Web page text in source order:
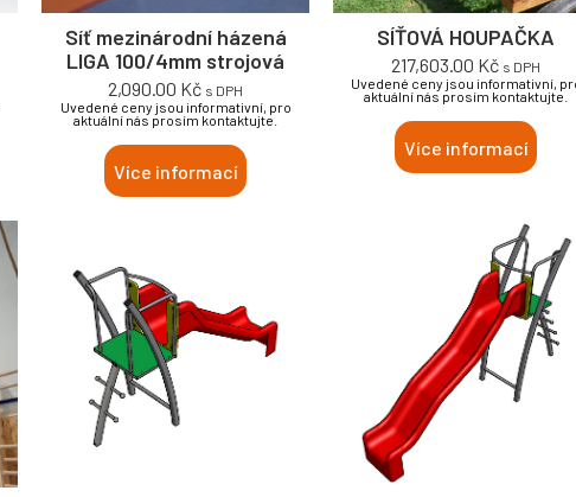
Síť mezinárodní házená
LIGA 100/4mm strojová
2,090.00 Kč s DPH
Uvedené ceny jsou informativní, pro
aktuální nás prosím kontaktujte.
Více informací
SÍŤOVÁ HOUPAČKA
217,603.00 Kč s DPH
Uvedené ceny jsou informativní,
aktuální nás prosím kontaktujte.
Více informací